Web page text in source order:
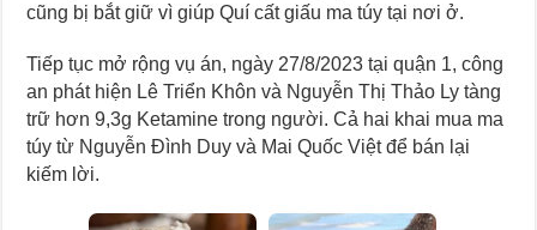
cũng bị bắt giữ vì giúp Quí cất giấu ma túy tại nơi ở.
Tiếp tục mở rộng vụ án, ngày 27/8/2023 tại quận 1, công
an phát hiện Lê Triển Khôn và Nguyễn Thị Thảo Ly tàng
trữ hơn 9,3g Ketamine trong người. Cả hai khai mua ma
túy từ Nguyễn Đình Duy và Mai Quốc Việt để bán lại
kiếm lời.